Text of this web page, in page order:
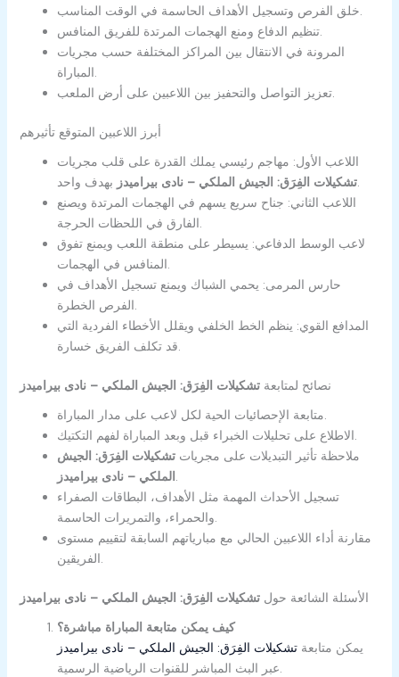
خلق الفرص وتسجيل الأهداف الحاسمة في الوقت المناسب.
تنظيم الدفاع ومنع الهجمات المرتدة للفريق المنافس.
المرونة في الانتقال بين المراكز المختلفة حسب مجريات
المباراة.
تعزيز التواصل والتحفيز بين اللاعبين على أرض الملعب.
أبرز اللاعبين المتوقع تأثيرهم
اللاعب الأول: مهاجم رئيسي يملك القدرة على قلب مجريات
تشكيلات الفِرَق: الجيش الملكي – نادى بيراميدزبهدف واحد.
اللاعب الثاني: جناح سريع يسهم في الهجمات المرتدة ويصنع
الفارق في اللحظات الحرجة.
لاعب الوسط الدفاعي: يسيطر على منطقة اللعب ويمنع تفوق
المنافس في الهجمات.
حارس المرمى: يحمي الشباك ويمنع تسجيل الأهداف في
الفرص الخطرة.
المدافع القوي: ينظم الخط الخلفي ويقلل الأخطاء الفردية التي
قد تكلف الفريق خسارة.
نصائح لمتابعةتشكيلات الفِرَق: الجيش الملكي – نادى بيراميدز
متابعة الإحصائيات الحية لكل لاعب على مدار المباراة.
الاطلاع على تحليلات الخبراء قبل وبعد المباراة لفهم التكتيك.
ملاحظة تأثير التبديلات على مجرياتتشكيلات الفِرَق: الجيش
الملكي – نادى بيراميدز.
تسجيل الأحداث المهمة مثل الأهداف، البطاقات الصفراء
والحمراء، والتمريرات الحاسمة.
مقارنة أداء اللاعبين الحالي مع مبارياتهم السابقة لتقييم مستوى
الفريقين.
الأسئلة الشائعة حولتشكيلات الفِرَق: الجيش الملكي – نادى بيراميدز
كيف يمكن متابعة المباراة مباشرة؟
يمكن متابعةتشكيلات الفِرَق: الجيش الملكي – نادى بيراميدز
عبر البث المباشر للقنوات الرياضية الرسمية.